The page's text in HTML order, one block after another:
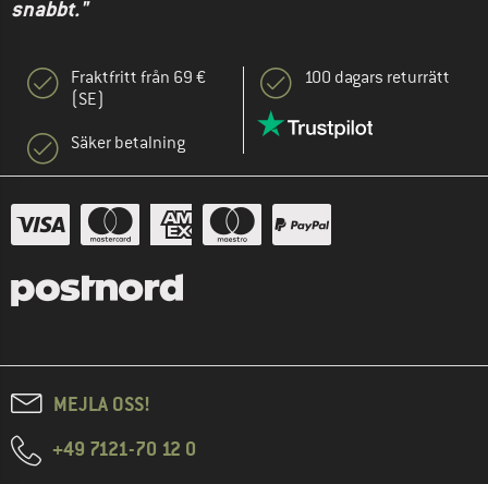
snabbt."
Fraktfritt från 69 €
(SE)
Säker betalning
100 dagars returrätt
MEJLA OSS!
+49 7121-70 12 0